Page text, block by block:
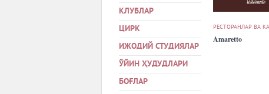
КЛУБЛАР
ЦИРК
ИЖОДИЙ СТУДИЯЛАР
ЎЙИН ҲУДУДЛАРИ
БОҒЛАР
РЕСТОРАНЛАР ВА
Amaretto